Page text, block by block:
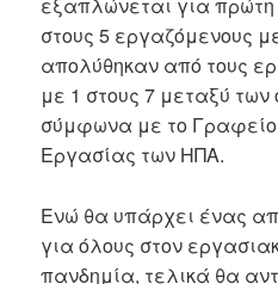
στους 5 εργαζόμενους
απολύθηκαν από τους
με 1 στους 7 μεταξύ των
σύμφωνα με το Γραφείο
Εργασίας των ΗΠΑ.
Ενώ θα υπάρχει ένας
για όλους στον
πανδημία, τελικά θα